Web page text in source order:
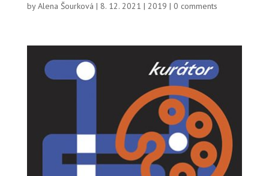
byAlena Šourková | 8. 12. 2021 | 2019 | 0 comments